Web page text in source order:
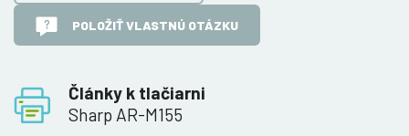
Články k tlačiarni
Sharp AR-M155
POLOŽIŤ VLASTNÚ OTÁZKU